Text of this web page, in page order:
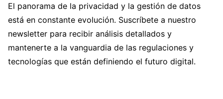
El panorama de la privacidad y la gestión de datos
está en constante evolución. Suscríbete a nuestro
newsletter para recibir análisis detallados y
mantenerte a la vanguardia de las regulaciones y
tecnologías que están definiendo el futuro digital.